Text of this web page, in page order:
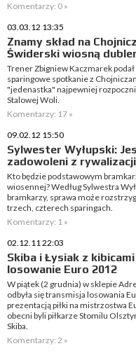
Komentarzy: 0 »
03.03.12 13:35
Znamy skład na
Świderski wiosną
Trener Zbigniew Kaczmarek podał
sparingowe spotkanie z
"jedenastka" najpewniej
Stalowej Woli.
Komentarzy: 17 »
09.02.12 15:50
Sylwester Wyłupski:
zadowoleni z
Kto będzie podstawowym
wiosennej? Według Sylwestra
bramkarzy, sprawa może
trzech, czterech sparingach.
Komentarzy: 1 »
02.12.11 22:03
Skiba i Łysiak z
losowanie Euro 2012
W piątek (2 grudnia) w sklepie
odbyła się transmisja losowania
prezentacją piłki na mistrzostwa
obecni byli piłkarze Stomilu
Skiba.
Komentarzy: 2 »